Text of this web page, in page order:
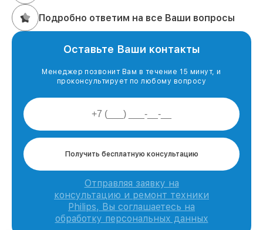
Подробно ответим на все Ваши вопросы
Оставьте Ваши контакты
Менеджер позвонит Вам в течение 15 минут, и
проконсультирует по любому вопросу
Получить бесплатную консультацию
Отправляя заявку на
консультацию и ремонт техники
Philips, Вы соглашаетесь на
обработку персональных данных